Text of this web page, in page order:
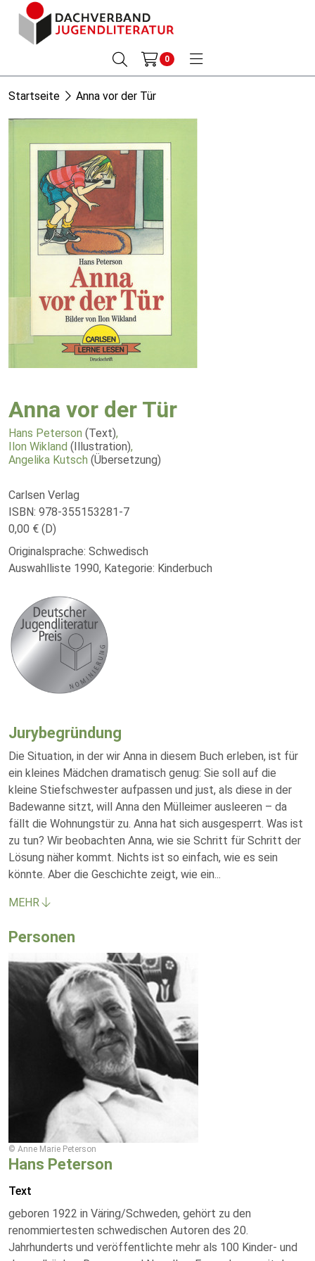
0
Startseite Anna vor der Tür
Anna vor der Tür
Hans Peterson (Text),
Ilon Wikland (Illustration),
Angelika Kutsch (Übersetzung)
Carlsen Verlag
ISBN: 978-355153281-7
0,00 € (D)
Originalsprache: Schwedisch
Auswahlliste 1990, Kategorie: Kinderbuch
Jurybegründung
Die Situation, in der wir Anna in diesem Buch erleben, ist für
ein kleines Mädchen dramatisch genug: Sie soll auf die
kleine Stiefschwester aufpassen und just, als diese in der
Badewanne sitzt, will Anna den Mülleimer ausleeren – da
fällt die Wohnungstür zu. Anna hat sich ausgesperrt. Was ist
zu tun? Wir beobachten Anna, wie sie Schritt für Schritt der
Lösung näher kommt. Nichts ist so einfach, wie es sein
könnte. Aber die Geschichte zeigt, wie ein...
MEHR
Personen
© Anne Marie Peterson
Hans Peterson
Text
geboren 1922 in Väring/Schweden, gehört zu den
renommiertesten schwedischen Autoren des 20.
Jahrhunderts und veröffentlichte mehr als 100 Kinder- und